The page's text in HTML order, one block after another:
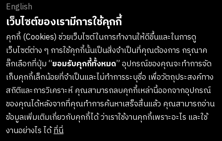
ช่องทางการชำระเงิน
ลงทะเบียนรับข่าวสารจาก LUSH
เกาะติดทุกการอัพเดทสินค้าใหม่ๆ กิจกรรมต่างๆและอื่นๆอีกมากมาย
ทางบริษัทจะไม่เปิดเผยหรือเผยแพร่ข้อมูลส่วนตัวของคุณให้แก่
บุคคลที่สาม และคุณสามารถกดยกเลิกรับข่าวสารได้ทุกเมื่อ
English
เว็บไซต์ของเรามีการใช้คุกกี้
คุกกี้ (Cookies) ช่วยเว็บไซต์ในการทำงานให้ดีขึ้นและในการดู
เว็บไซต์ต่าง ๆ การใช้คุกกี้นั้นเป็นสิ่งจำเป็นที่คุณต้องการ กรุณาค
ลิ๊กเลือกที่ปุ่ม “ยอมรับคุกกี้ทั้งหมด” อุปกรณ์ของคุณจะทำการจัด
เก็บคุกกี้เล็กน้อยที่จำเป็นและไม่ทำการระบุชื่อ เพื่อวัตถุประสงค์ทาง
สถิติและการวิเคราะห์ คุณสามารถลบคุกกี้เหล่านี้ออกจากอุปกรณ์
ของคุณได้หลังจากที่คุณทำการค้นหาเสร็จสิ้นแล้ว คุณสามารถอ่าน
ข้อมูลเพิ่มเติมเกี่ยวกับคุกกี้ได้ ว่าเราใช้งานคุกกี้เพราะอะไร และใช้
งานอย่างไร ได้ที่นี่